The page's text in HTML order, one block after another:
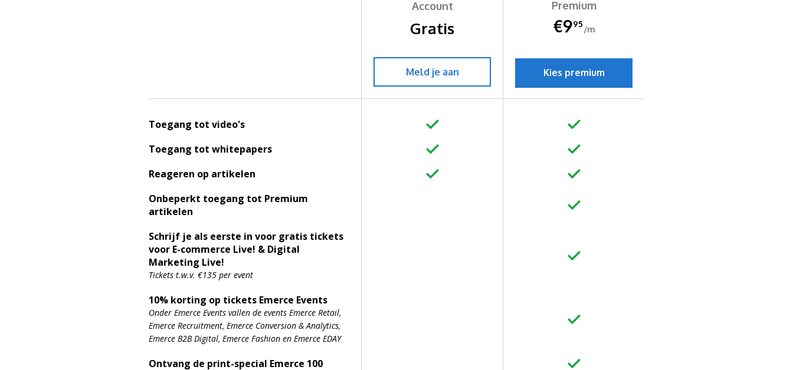
Account
Gratis
Meld je aan
Premium
€995
/m
Kies premium
Toegang tot video's
Toegang tot whitepapers
Reageren op artikelen
Onbeperkt toegang tot Premium
artikelen
Schrijf je als eerste in voor gratis tickets
voor E-commerce Live! & Digital
Marketing Live!
Tickets t.w.v. €135 per event
10% korting op tickets Emerce Events
Onder Emerce Events vallen de events Emerce Retail,
Emerce Recruitment, Emerce Conversion & Analytics,
Emerce B2B Digital, Emerce Fashion en Emerce EDAY
Ontvang de print-special Emerce 100